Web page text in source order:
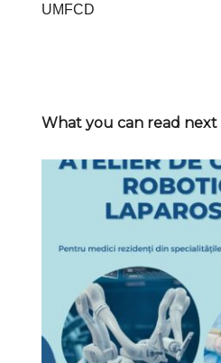
UMFCD
What you can read next